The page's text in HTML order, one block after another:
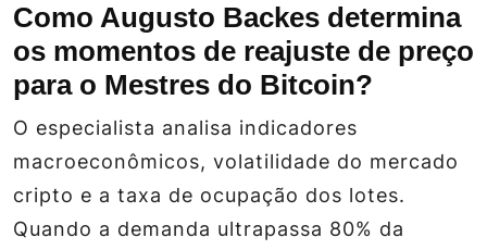
Como Augusto Backes determina
os momentos de reajuste de preço
para o Mestres do Bitcoin?
O especialista analisa indicadores
macroeconômicos, volatilidade do mercado
cripto e a taxa de ocupação dos lotes.
Quando a demanda ultrapassa 80% da